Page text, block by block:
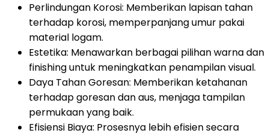
Perlindungan Korosi: Memberikan lapisan tahan
terhadap korosi, memperpanjang umur pakai
material logam.
Estetika: Menawarkan berbagai pilihan warna dan
finishing untuk meningkatkan penampilan visual.
Daya Tahan Goresan: Memberikan ketahanan
terhadap goresan dan aus, menjaga tampilan
permukaan yang baik.
Efisiensi Biaya: Prosesnya lebih efisien secara